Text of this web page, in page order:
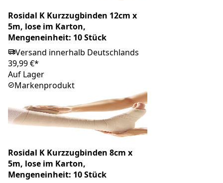
Rosidal K Kurzzugbinden 12cm x
5m, lose im Karton,
Mengeneinheit: 10 Stück
Versand innerhalb Deutschlands
39,99 €*
Auf Lager
Markenprodukt
Rosidal K Kurzzugbinden 8cm x
5m, lose im Karton,
Mengeneinheit: 10 Stück